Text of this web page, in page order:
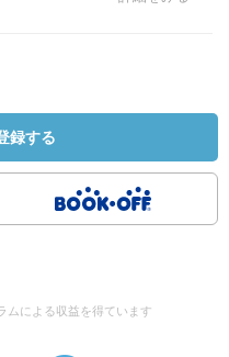
録する
ムによる収益を得ています